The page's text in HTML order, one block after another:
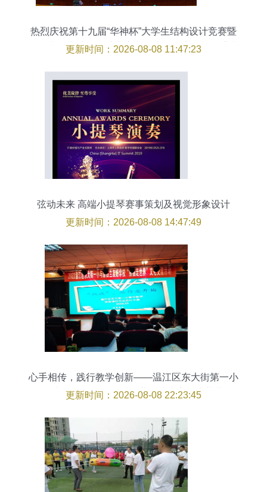
热烈庆祝第十九届“华神杯”大学生结构设计竞赛暨
全国大学生结构设计竞赛浙江省分区赛在我校盛大
更新时间：2026-08-08 11:47:23
弦动未来 高端小提琴赛事策划及视觉形象设计
更新时间：2026-08-08 14:47:49
心手相传，践行教学创新——温江区东大街第一小
学青年教师现场课时作业设计比赛圆满落幕
更新时间：2026-08-08 22:23:45